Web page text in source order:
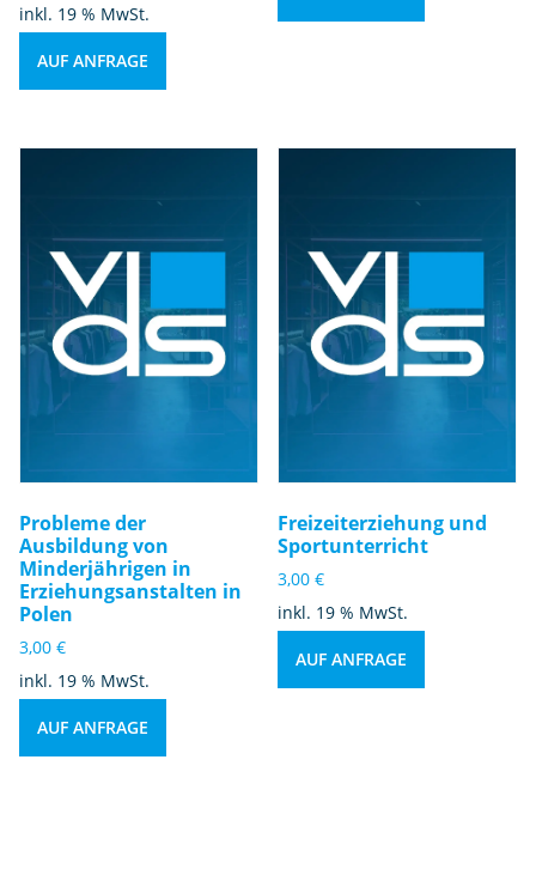
a
g
gi
c
h
n
g
e
inkl. 19 % MwSt.
AUF ANFRAGE
Probleme der
Ausbildung von
Minderjährigen in
Erziehungsanstalten in
Polen
3,00 €
inkl. 19 % MwSt.
AUF ANFRAGE
Freizeiterziehung und
Sportunterricht
3,00€
inkl. 19 % MwSt.
AUF ANFRAGE